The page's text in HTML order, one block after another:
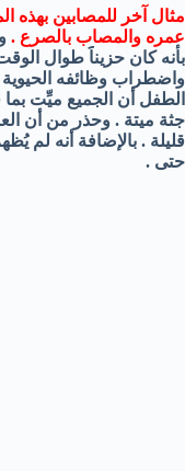
مثال آخر للمصابين بهذه
عمره والمصاب بالصرع .
بأنه كان حزيناََ طوال
واضطراب وظائفه الحيوية
الطفل أن الجميع ميِّت
جثة ميتة . وحذر من أن
قليلة . بالإضافة أنه لم
حتى .